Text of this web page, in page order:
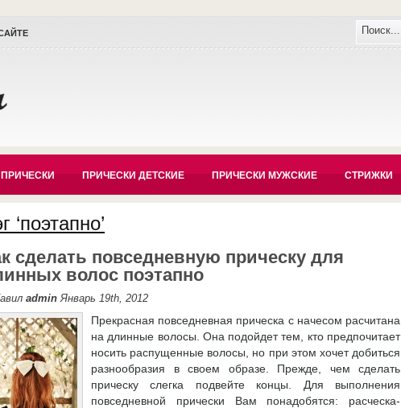
ПРИЧЕСКИ ПРИЧЕСКИ ДЕТСКИЕ ПРИЧЕСКИ МУЖСКИЕ СТРИЖКИ
‘поэтапно’
сделать повседневную прическу для
волос поэтапно
admin Январь 19th, 2012
Прекрасная повседневная прическа с начесом расчитана
на длинные волосы. Она подойдет тем, кто предпочитает
носить распущенные волосы, но при этом хочет добиться
разнообразия в своем образе. Прежде, чем сделать
прическу слегка подвейте концы. Для выполнения
повседневной прически Вам понадобятся: расческа-